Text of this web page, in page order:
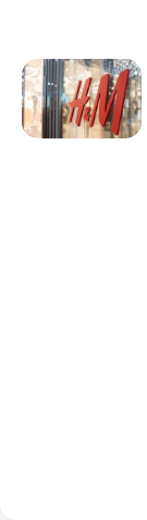
н
а
п